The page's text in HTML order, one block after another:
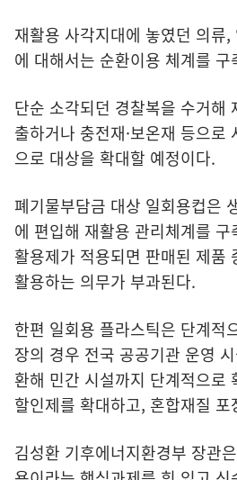
재활용 사각지대에 놓였던 의류
에 대해서는 순환이용 체계를 구
단순 소각되던 경찰복을 수거해
출하거나 충전재·보온재 등으로
으로 대상을 확대할 예정이다.
폐기물부담금 대상 일회용컵은
에 편입해 재활용 관리체계를
활용제가 적용되면 판매된 제품
활용하는 의무가 부과된다.
한편 일회용 플라스틱은 단계적
장의 경우 전국 공공기관 운영
환해 민간 시설까지 단계적으로
할인제를 확대하고, 혼합재질
김성환 기후에너지환경부 장관